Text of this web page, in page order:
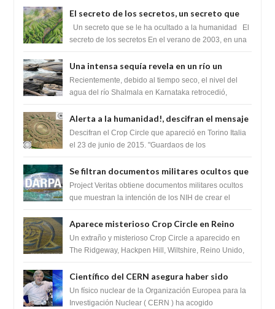
El secreto de los secretos, un secreto que
cambiaría por completo el destino de la
humanidad
Un secreto que se le ha ocultado a la humanidad El
secreto de los secretos En el verano de 2003, en una
Una intensa sequía revela en un río un
impresionante hallazgo de miles de Shiva
Lingas
Recientemente, debido al tiempo seco, el nivel del
agua del río Shalmala en Karnataka retrocedió,
Alerta a la humanidad!, descifran el mensaje
del Crop Circle de Torino ,Italia
Descifran el Crop Circle que apareció en Torino Italia
el 23 de junio de 2015. "Guardaos de los
Se filtran documentos militares ocultos que
muestran la intención de los NIH de crear el
SARS-CoV-2, utilizando la investigación de
Project Veritas obtiene documentos militares ocultos
que muestran la intención de los NIH de crear el
Aparece misterioso Crop Circle en Reino
Unido 23 de junio 2016
Un extraño y misterioso Crop Circle a aparecido en
The Ridgeway, Hackpen Hill, Wiltshire, Reino Unido,
Científico del CERN asegura haber sido
ayudado por seres de luz durante una
prueba del Colisionador de Hadrones
Un físico nuclear de la Organización Europea para la
Investigación Nuclear ( CERN ) ha acogido